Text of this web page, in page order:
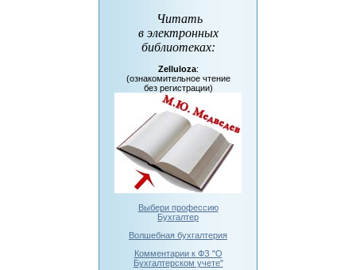
Читать
в электронных
библиотеках:
Zelluloza:
(ознакомительное чтение
без регистрации)
Выбери профессию
Бухгалтер
Волшебная бухгалтерия
Комментарии к ФЗ "О
Бухгалтерском учете"